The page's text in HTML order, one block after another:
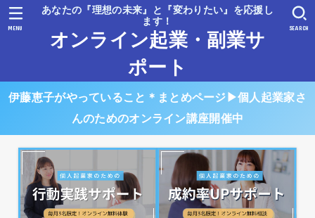
あなたの『理想の未来』と『変わりたい』を応援し
ます！
オンライン起業・副業サ
ポート
SEARCH
MENU
伊藤恵子がやっていること＊まとめページ▶︎個人起業家さ
んのためのオンライン講座開催中